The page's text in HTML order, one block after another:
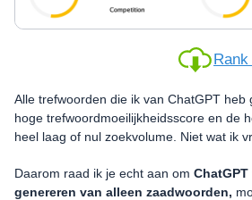
Alle trefwoorden die ik van ChatGPT heb
hoge trefwoordmoeilijkheidsscore en de
heel laag of nul zoekvolume. Niet wat ik
Daarom raad ik je echt aan om
genereren van alleen zaadwoorden,